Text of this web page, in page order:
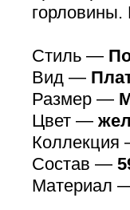
горловины.
Стиль —
Вид —
Размер —
Цвет —
Коллекция
Состав —
Материал